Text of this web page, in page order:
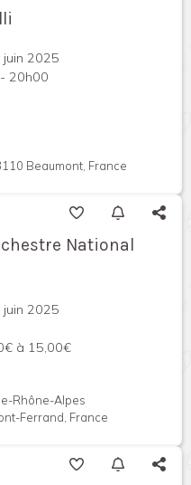
juin 2025
20h00
Beaumont, France
National
juin 2025
à 15,00€
Rhône-Alpes
Ferrand, France